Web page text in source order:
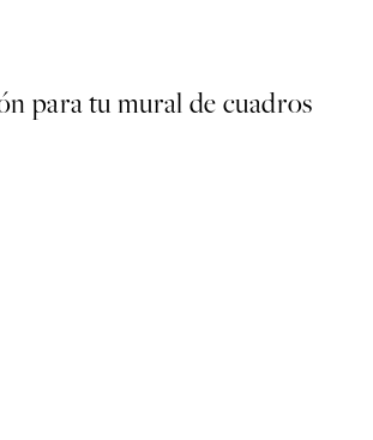
para tu mural de cuadros